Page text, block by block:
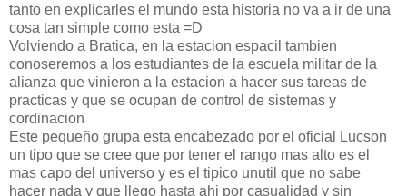
tanto en explicarles el mundo esta historia no va a ir de una
cosa tan simple como esta =D
Volviendo a Bratica, en la estacion espacil tambien
conoseremos a los estudiantes de la escuela militar de la
alianza que vinieron a la estacion a hacer sus tareas de
practicas y que se ocupan de control de sistemas y
cordinacion
Este pequeño grupa esta encabezado por el oficial Lucson
un tipo que se cree que por tener el rango mas alto es el
mas capo del universo y es el tipico unutil que no sabe
hacer nada y que llego hasta ahi por casualidad y sin